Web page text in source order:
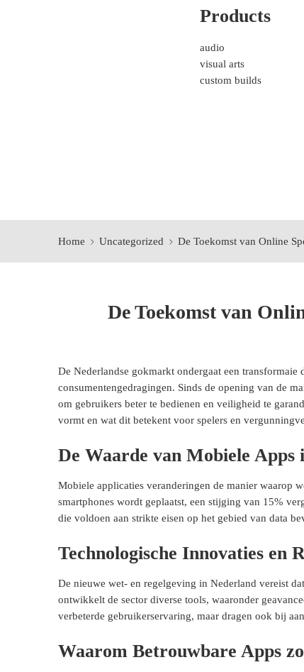
Products
audio
visual arts
custom builds
Home Uncategorized De Toekomst van Online
De Toekomst van
De Nederlandse gokmarkt ondergaat een
consumentengedragingen. Sinds de opening van de
om gebruikers beter te bedienen en veiligheid te
vormt en wat dit betekent voor spelers en
De Waarde van Mobiele
Mobiele applicaties veranderingen de manier waarop
smartphones wordt geplaatst, een stijging van 15%
die voldoen aan strikte eisen op het gebied van data
Technologische Innovaties en
De nieuwe wet- en regelgeving in Nederland vereist
ontwikkelt de sector diverse tools, waaronder
verbeterde gebruikerservaring, maar dragen ook bij
Waarom Betrouwbare Apps